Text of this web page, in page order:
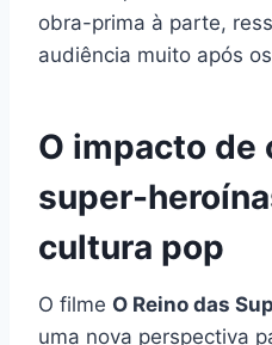
obra-prima à parte,
audiência muito após
O impacto de
super-
cultura pop
O filme O Reino das
uma nova perspectiva